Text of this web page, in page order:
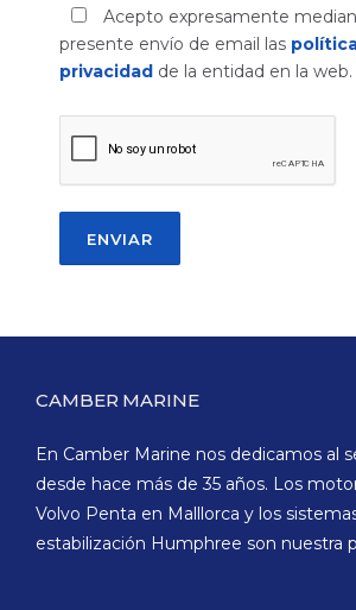
Acepto expresamente
presente envío de email las
privacidad de la entidad en la web.
CAMBER MARINE
En Camber Marine nos dedicamos al
desde hace más de 35 años. Los
Volvo Penta en Malllorca y los
estabilización Humphree son nuestra